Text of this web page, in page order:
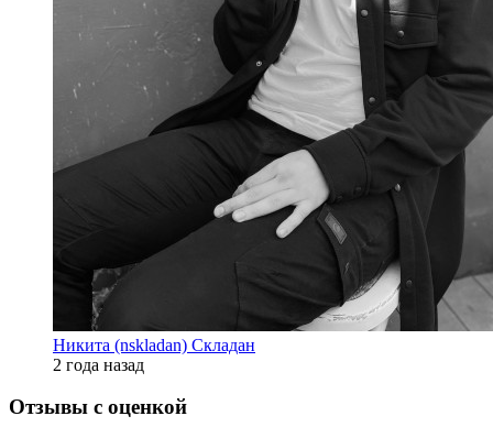
Никита (nskladan) Складан
2 года назад
Отзывы с оценкой